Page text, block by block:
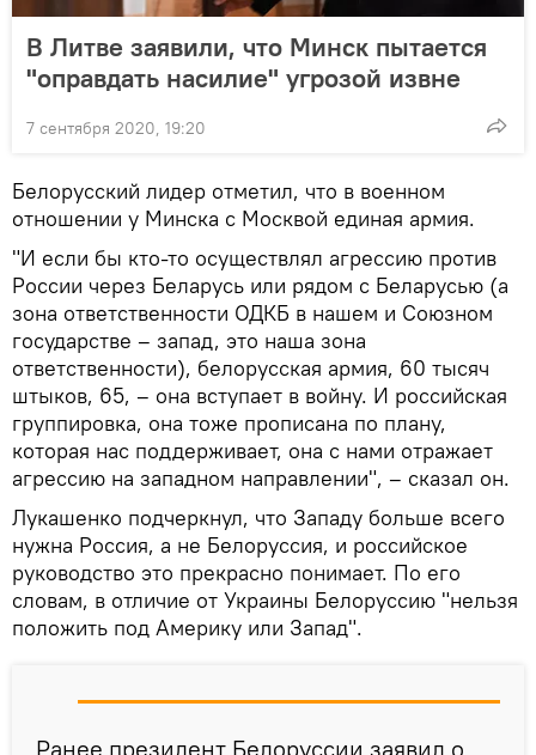
В Литве заявили, что Минск пытается
"оправдать насилие" угрозой извне
7 сентября 2020, 19:20
Белорусский лидер отметил, что в военном
отношении у Минска с Москвой единая армия.
"И если бы кто-то осуществлял агрессию против
России через Беларусь или рядом с Беларусью (а
зона ответственности ОДКБ в нашем и Союзном
государстве – запад, это наша зона
ответственности), белорусская армия, 60 тысяч
штыков, 65, – она вступает в войну. И российская
группировка, она тоже прописана по плану,
которая нас поддерживает, она с нами отражает
агрессию на западном направлении", – сказал он.
Лукашенко подчеркнул, что Западу больше всего
нужна Россия, а не Белоруссия, и российское
руководство это прекрасно понимает. По его
словам, в отличие от Украины Белоруссию "нельзя
положить под Америку или Запад".
Ранее президент Белоруссии заявил о